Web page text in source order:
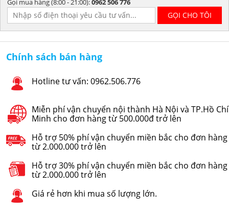
Gọi mua hàng (8:00 - 21:00):0962 506 776
Chính sách bán hàng
Hotline tư vấn: 0962.506.776
Miễn phí vận chuyển nội thành Hà Nội và TP.Hồ Chí
Minh cho đơn hàng từ 500.000đ trở lên
Hỗ trợ 50% phí vận chuyển miền bắc cho đơn hàng
từ 2.000.000 trở lên
Hỗ trợ 30% phí vận chuyển miền bắc cho đơn hàng
từ 2.000.000 trở lên
Giá rẻ hơn khi mua số lượng lớn.